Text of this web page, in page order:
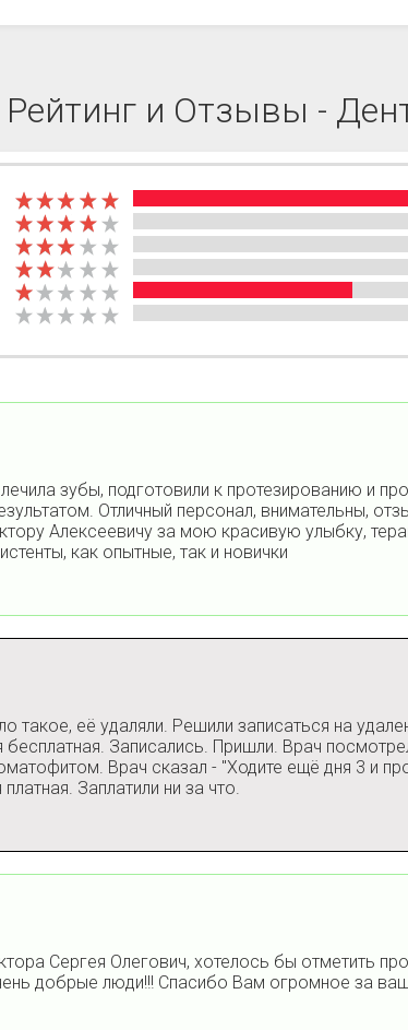
Рейтинг и Отзывы -
зубы, подготовили к протезированию и
Отличный персонал, внимательны,
Алексеевичу за мою красивую улыбку,
как опытные, так и новички
её удаляли. Решили записаться на
бесплатная. Записались. Пришли. Врач
Врач сказал - "Ходите ещё дня 3 и
Заплатили ни за что.
Сергея Олегович, хотелось бы отметить
добрые люди!!! Спасибо Вам огромное за